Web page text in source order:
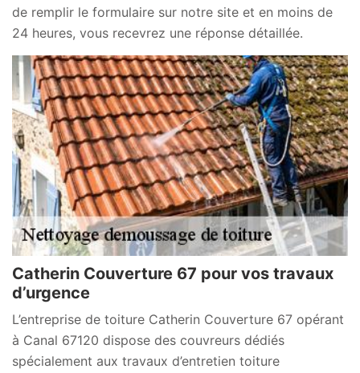
de remplir le formulaire sur notre site et en moins de
24 heures, vous recevrez une réponse détaillée.
Catherin Couverture 67 pour vos travaux
d’urgence
L’entreprise de toiture Catherin Couverture 67 opérant
à Canal 67120 dispose des couvreurs dédiés
spécialement aux travaux d’entretien toiture